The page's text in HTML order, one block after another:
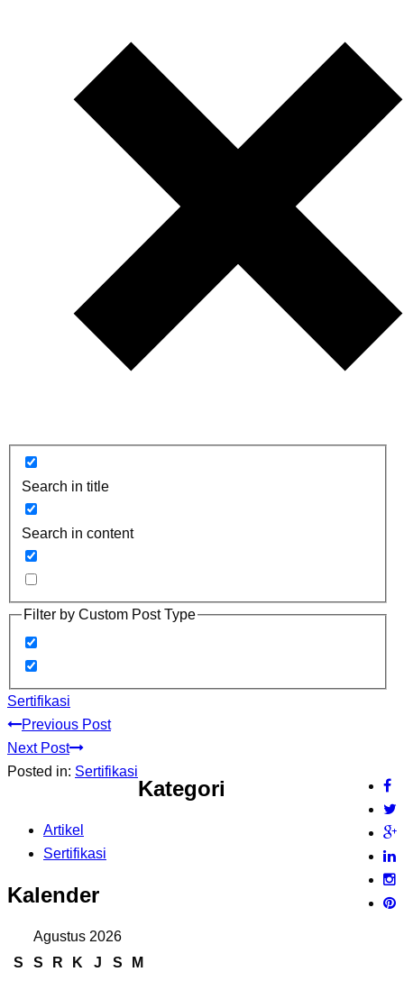
Search in title
Search in content
Filter by Custom Post Type
Sertifikasi
Previous Post
Next Post
Posted in: Sertifikasi
Kategori
Artikel
Sertifikasi
Kalender
Agustus 2026
S
S R K J S
M